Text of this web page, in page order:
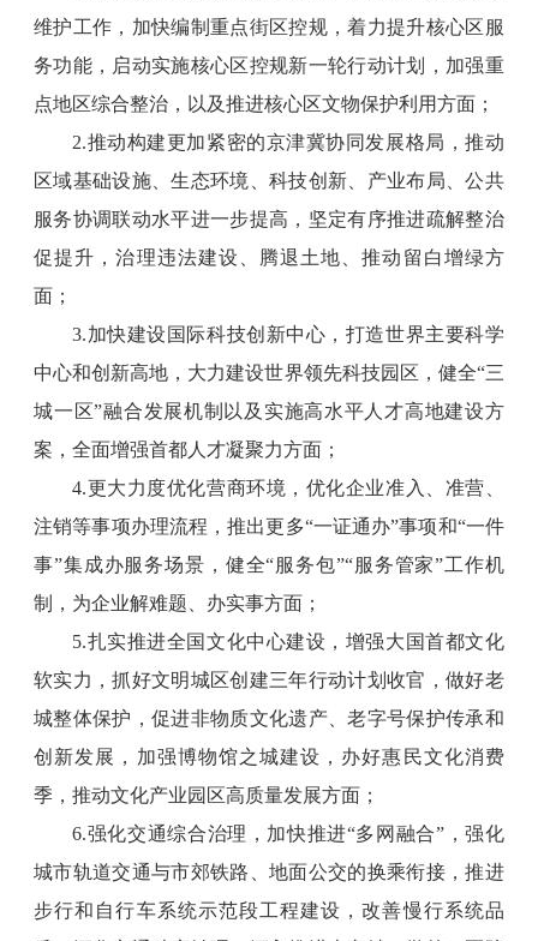
维护工作，加快编制重点街区控规，着力提升核心区服
务功能，启动实施核心区控规新一轮行动计划，加强重
点地区综合整治，以及推进核心区文物保护利用方面；
2.推动构建更加紧密的京津冀协同发展格局，推动
区域基础设施、生态环境、科技创新、产业布局、公共
服务协调联动水平进一步提高，坚定有序推进疏解整治
促提升，治理违法建设、腾退土地、推动留白增绿方
面；
3.加快建设国际科技创新中心，打造世界主要科学
中心和创新高地，大力建设世界领先科技园区，健全“三
城一区”融合发展机制以及实施高水平人才高地建设方
案，全面增强首都人才凝聚力方面；
4.更大力度优化营商环境，优化企业准入、准营、
注销等事项办理流程，推出更多“一证通办”事项和“一件
事”集成办服务场景，健全“服务包”“服务管家”工作机
制，为企业解难题、办实事方面；
5.扎实推进全国文化中心建设，增强大国首都文化
软实力，抓好文明城区创建三年行动计划收官，做好老
城整体保护，促进非物质文化遗产、老字号保护传承和
创新发展，加强博物馆之城建设，办好惠民文化消费
季，推动文化产业园区高质量发展方面；
6.强化交通综合治理，加快推进“多网融合”，强化
城市轨道交通与市郊铁路、地面公交的换乘衔接，推进
步行和自行车系统示范段工程建设，改善慢行系统品